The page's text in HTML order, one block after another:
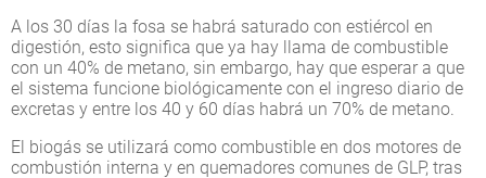
A los 30 días la fosa se habrá saturado con estiércol en
digestión, esto significa que ya hay llama de combustible
con un 40% de metano, sin embargo, hay que esperar a que
el sistema funcione biológicamente con el ingreso diario de
excretas y entre los 40 y 60 días habrá un 70% de metano.
El biogás se utilizará como combustible en dos motores de
combustión interna y en quemadores comunes de GLP, tras